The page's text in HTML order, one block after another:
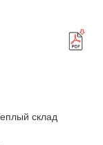
склад